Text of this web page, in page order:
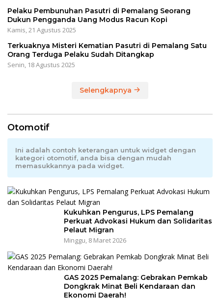
Pelaku Pembunuhan Pasutri di Pemalang Seorang
Dukun Pengganda Uang Modus Racun Kopi
Kamis, 21 Agustus 2025
Terkuaknya Misteri Kematian Pasutri di Pemalang Satu
Orang Terduga Pelaku Sudah Ditangkap
Senin, 18 Agustus 2025
Selengkapnya
Otomotif
Ini adalah contoh keterangan untuk widget dengan
kategori otomotif, anda bisa dengan mudah
memasukkannya pada widget.
Kukuhkan Pengurus, LPS Pemalang
Perkuat Advokasi Hukum dan Solidaritas
Pelaut Migran
Minggu, 8 Maret 2026
GAS 2025 Pemalang: Gebrakan Pemkab
Dongkrak Minat Beli Kendaraan dan
Ekonomi Daerah!